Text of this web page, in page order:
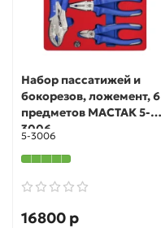
Набор пассатижей и
бокорезов, ложемент, 6
предметов МАСТАК 5-
3006
5-3006
16800 р